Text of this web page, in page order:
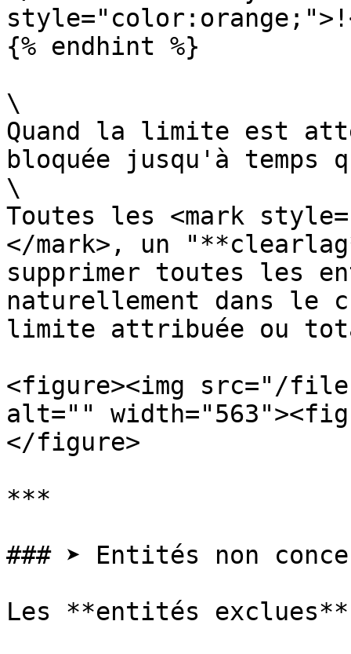
{% endhint %}
\
Quand la limite est
bloquée jusqu'à
\
Toutes les <mark
</mark>, un
supprimer toutes les
naturellement dans le
limite attribuée ou
<figure><img src="/
alt=""
</figure>
***
### ➤ Entités non
Les **entités